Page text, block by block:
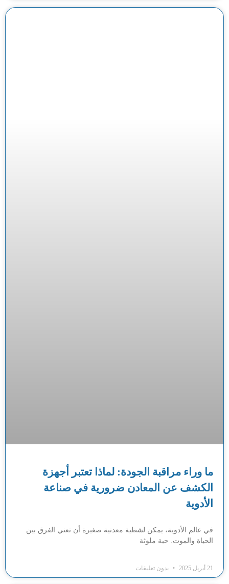
ما وراء مراقبة الجودة: لماذا تعتبر أجهزة
الكشف عن المعادن ضرورية في صناعة
الأدوية
في عالم الأدوية، يمكن لشظية معدنية صغيرة أن تعني الفرق بين
الحياة والموت. حبة ملوثة
21 أبريل 2025 بدون تعليقات